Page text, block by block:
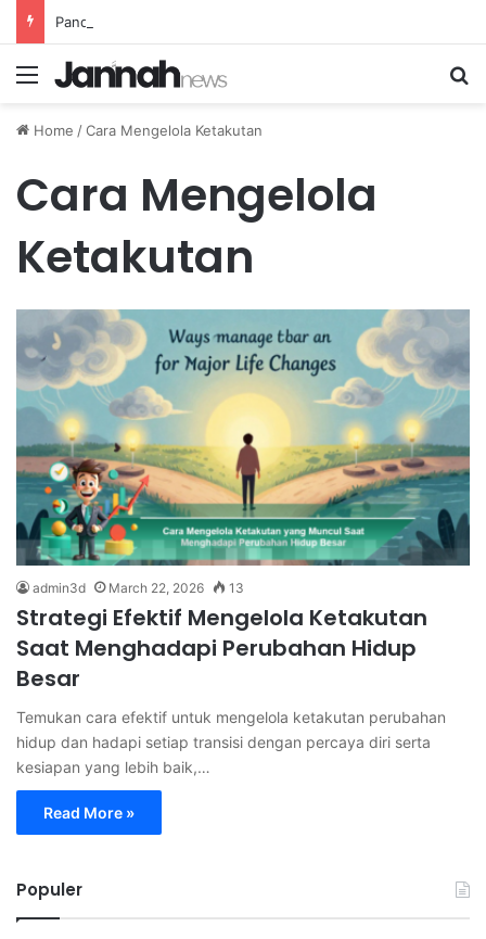
Menu
Home /Cara Mengelola Ketakutan
Cara Mengelola
Ketakutan
admin3d March 22, 2026 13
Strategi Efektif Mengelola Ketakutan
Saat Menghadapi Perubahan Hidup
Besar
Temukan cara efektif untuk mengelola ketakutan perubahan
hidup dan hadapi setiap transisi dengan percaya diri serta
kesiapan yang lebih baik,…
Read More »
Populer